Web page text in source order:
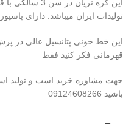
تولیدات ایران میباشد. دارای
این خط خونی پتانسیل عالی در
قهرمانی فکر کنید فقط
جهت مشاوره خرید اسب و تولید
باشید 09124608266